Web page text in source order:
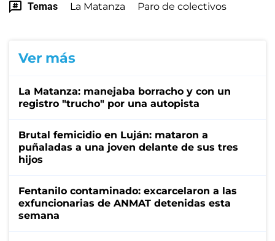
Temas La Matanza Paro de colectivos
Ver más
La Matanza: manejaba borracho y con un
registro "trucho" por una autopista
Brutal femicidio en Luján: mataron a
puñaladas a una joven delante de sus tres
hijos
Fentanilo contaminado: excarcelaron a las
exfuncionarias de ANMAT detenidas esta
semana